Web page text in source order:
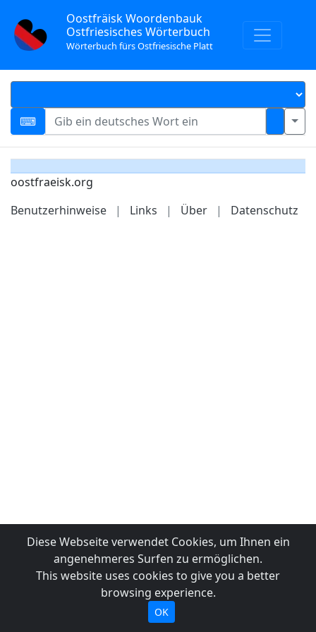
Oostfräisk Woordenbauk
Ostfriesisches Wörterbuch
Wörterbuch fürs Ostfriesische Platt
oostfraeisk.org
Benutzerhinweise
| Links | Über | Datenschutz
Diese Webseite verwendet Cookies, um Ihnen ein
angenehmeres Surfen zu ermöglichen.
This website uses cookies to give you a better
browsing experience.
OK